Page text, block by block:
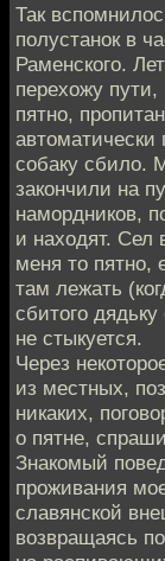
Так
полустанок в
Раменского.
перехожу
пятно,
собаку сбило.
закончили на
намордников,
и находят. Сел
меня то пятно,
там лежать
сбитого
не стыкуется.
Через
из местных,
никаких,
о пятне,
Знакомый
проживания
славянской
возвращаясь